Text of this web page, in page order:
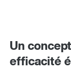
Un
efficacité